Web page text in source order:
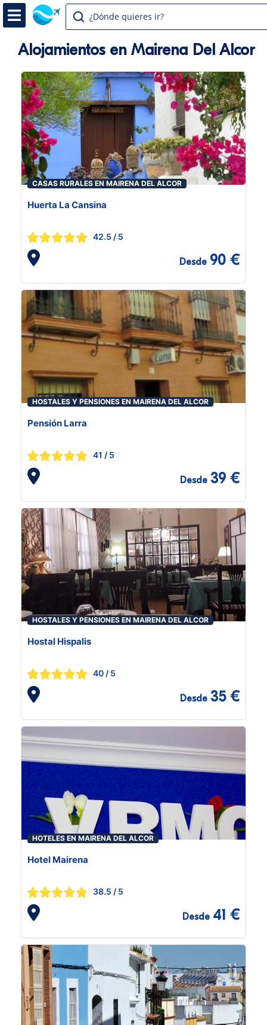
¿Dónde quieres ir?
Alojamientos en Mairena Del Alcor
CASAS RURALES EN MAIRENA DEL ALCOR
Huerta La Cansina
42.5 / 5
Desde 90 €
HOSTALES Y PENSIONES EN MAIRENA DEL ALCOR
Pensión Larra
41 / 5
Desde 39 €
HOSTALES Y PENSIONES EN MAIRENA DEL ALCOR
Hostal Hispalis
40 / 5
Desde 35 €
HOTELES EN MAIRENA DEL ALCOR
Hotel Mairena
38.5 / 5
Desde 41 €